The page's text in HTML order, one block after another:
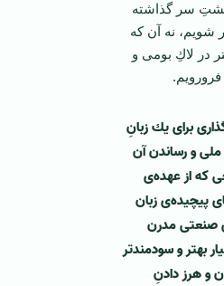
پشتِ سر گذاشته
شویم، نه آن كه
در لاكِ بومی و
برای یك زبانِ
و رساندن آن
كه از عهده‌ی
پیچیده‌ی زبان
صنعتی مدرن
بهتر و سودمندتر
و هرز دادنِ